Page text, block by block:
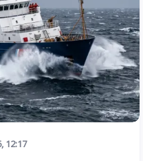
12:17